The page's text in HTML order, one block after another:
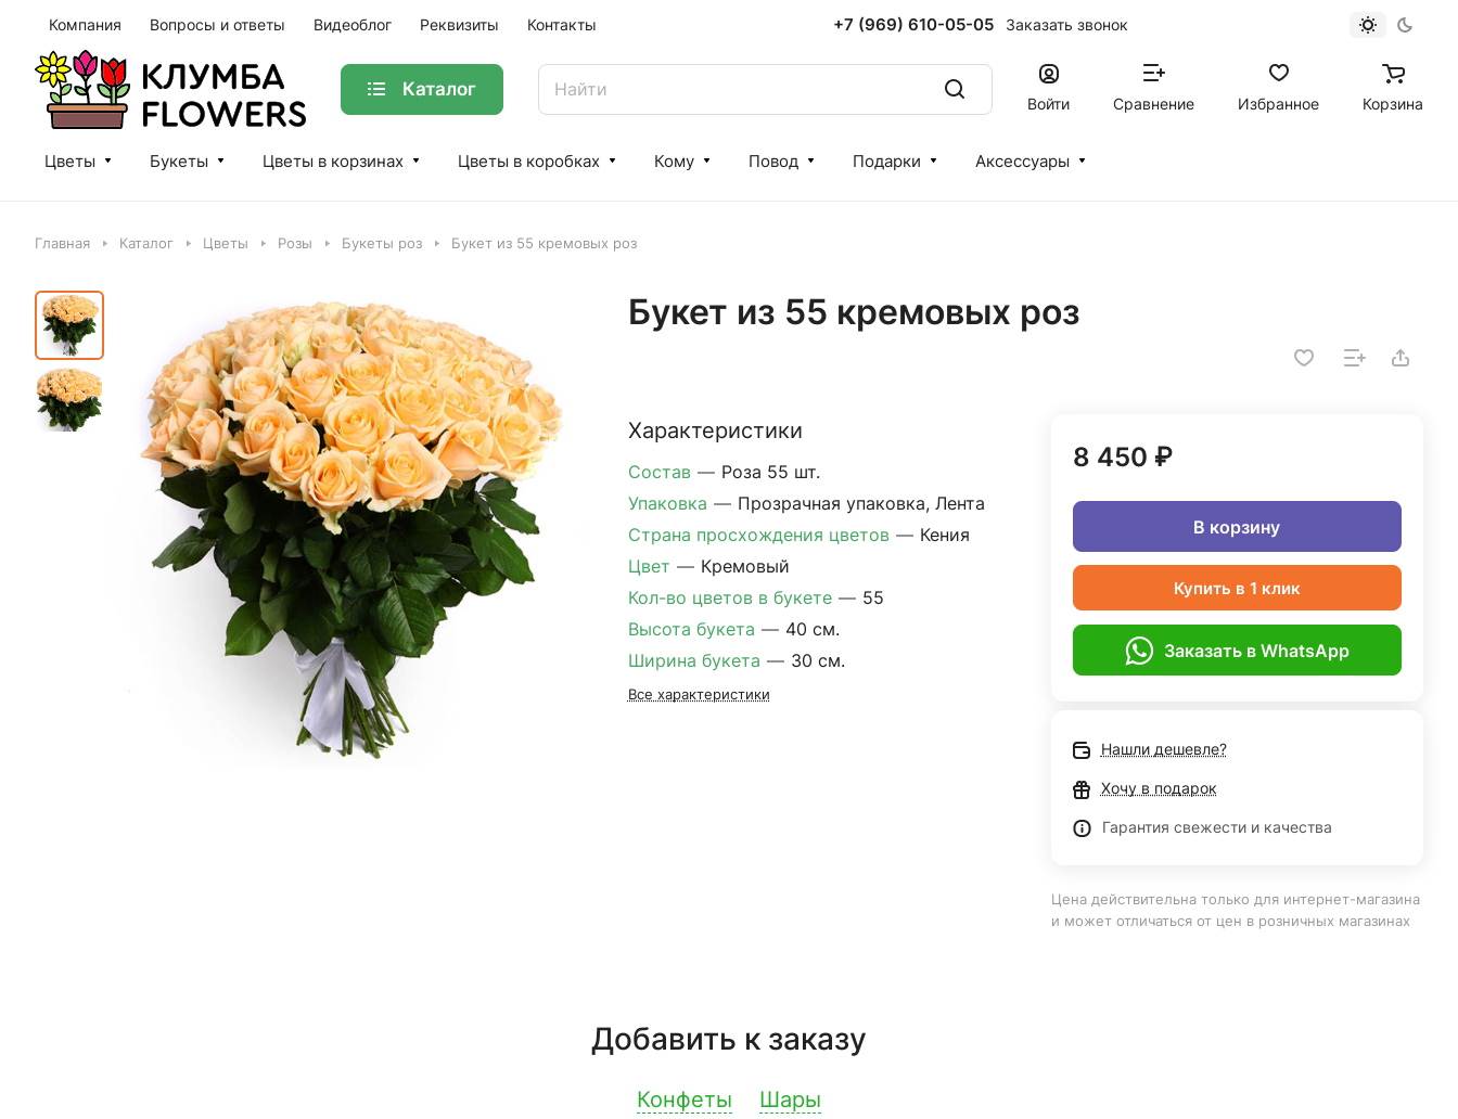
Компания Вопросы и ответы Видеоблог Реквизиты Контакты +7 (969) 610-05-05 Заказать звонок
Каталог
Войти Сравнение Избранное Корзина
Цветы Букеты Цветы в корзинах Цветы в коробках Кому Повод Подарки Аксессуары
Главная Каталог Цветы Розы Букеты роз Букет из 55 кремовых роз
Букет из 55 кремовых роз
Характеристики
Состав — Роза 55 шт.
Упаковка — Прозрачная упаковка, Лента
Страна просхождения цветов — Кения
Цвет — Кремовый
Кол-во цветов в букете — 55
Высота букета — 40 см.
Ширина букета — 30 см.
Все характеристики
8 450 ₽
В корзину
Купить в 1 клик
Заказать в WhatsApp
Нашли дешевле?
Хочу в подарок
Гарантия свежести и качества
Цена действительна только для интернет-магазина
и может отличаться от цен в розничных магазинах
Добавить к заказу
Конфеты Шары